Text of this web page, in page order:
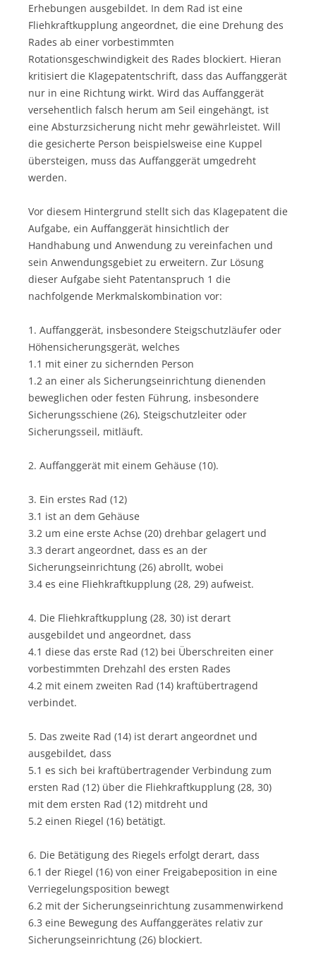
Erhebungen ausgebildet. In dem Rad ist eine
Fliehkraftkupplung angeordnet, die eine Drehung des
Rades ab einer vorbestimmten
Rotationsgeschwindigkeit des Rades blockiert. Hieran
kritisiert die Klagepatentschrift, dass das Auffanggerät
nur in eine Richtung wirkt. Wird das Auffanggerät
versehentlich falsch herum am Seil eingehängt, ist
eine Absturzsicherung nicht mehr gewährleistet. Will
die gesicherte Person beispielsweise eine Kuppel
übersteigen, muss das Auffanggerät umgedreht
werden.
Vor diesem Hintergrund stellt sich das Klagepatent die
Aufgabe, ein Auffanggerät hinsichtlich der
Handhabung und Anwendung zu vereinfachen und
sein Anwendungsgebiet zu erweitern. Zur Lösung
dieser Aufgabe sieht Patentanspruch 1 die
nachfolgende Merkmalskombination vor:
1. Auffanggerät, insbesondere Steigschutzläufer oder
Höhensicherungsgerät, welches
1.1 mit einer zu sichernden Person
1.2 an einer als Sicherungseinrichtung dienenden
beweglichen oder festen Führung, insbesondere
Sicherungsschiene (26), Steigschutzleiter oder
Sicherungsseil, mitläuft.
2. Auffanggerät mit einem Gehäuse (10).
3. Ein erstes Rad (12)
3.1 ist an dem Gehäuse
3.2 um eine erste Achse (20) drehbar gelagert und
3.3 derart angeordnet, dass es an der
Sicherungseinrichtung (26) abrollt, wobei
3.4 es eine Fliehkraftkupplung (28, 29) aufweist.
4. Die Fliehkraftkupplung (28, 30) ist derart
ausgebildet und angeordnet, dass
4.1 diese das erste Rad (12) bei Überschreiten einer
vorbestimmten Drehzahl des ersten Rades
4.2 mit einem zweiten Rad (14) kraftübertragend
verbindet.
5. Das zweite Rad (14) ist derart angeordnet und
ausgebildet, dass
5.1 es sich bei kraftübertragender Verbindung zum
ersten Rad (12) über die Fliehkraftkupplung (28, 30)
mit dem ersten Rad (12) mitdreht und
5.2 einen Riegel (16) betätigt.
6. Die Betätigung des Riegels erfolgt derart, dass
6.1 der Riegel (16) von einer Freigabeposition in eine
Verriegelungsposition bewegt
6.2 mit der Sicherungseinrichtung zusammenwirkend
6.3 eine Bewegung des Auffanggerätes relativ zur
Sicherungseinrichtung (26) blockiert.